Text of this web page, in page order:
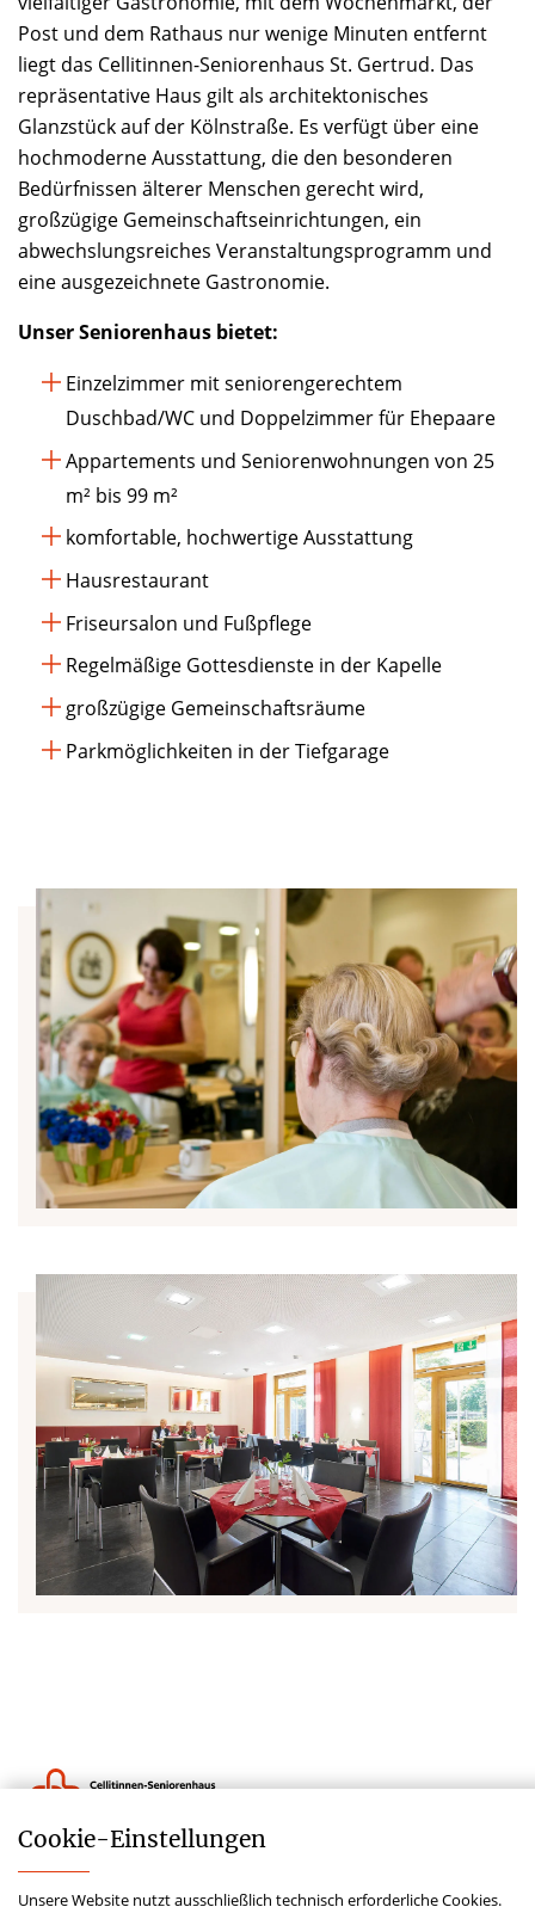
Post und dem Rathaus nur wenige Minuten entfernt
liegt das Cellitinnen-Seniorenhaus St. Gertrud. Das
repräsentative Haus gilt als architektonisches
Glanzstück auf der Kölnstraße. Es verfügt über eine
hochmoderne Ausstattung, die den besonderen
Bedürfnissen älterer Menschen gerecht wird,
großzügige Gemeinschaftseinrichtungen, ein
abwechslungsreiches Veranstaltungsprogramm und
eine ausgezeichnete Gastronomie.
Unser Seniorenhaus bietet:
Einzelzimmer mit seniorengerechtem
Duschbad/WC und Doppelzimmer für Ehepaare
Appartements und Seniorenwohnungen von 25
m² bis 99 m²
komfortable, hochwertige Ausstattung
Hausrestaurant
Friseursalon und Fußpflege
Regelmäßige Gottesdienste in der Kapelle
großzügige Gemeinschaftsräume
Parkmöglichkeiten in der Tiefgarage
Cookie-­Einstellungen
Unsere Website nutzt ausschließlich technisch erforderliche Cookies.